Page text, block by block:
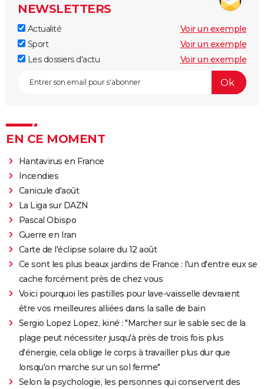
NEWSLETTERS
Actualité
Voir un exemple
Sport
Voir un exemple
Les dossiers d'actu
Voir un exemple
EN CE MOMENT
Hantavirus en France
Incendies
Canicule d'août
La Liga sur DAZN
Pascal Obispo
Guerre en Iran
Carte de l'éclipse solaire du 12 août
Ce sont les plus beaux jardins de France : l'un d'entre eux se
cache forcément près de chez vous
Voici pourquoi les pastilles pour lave-vaisselle devraient
être vos meilleures alliées dans la salle de bain
Sergio Lopez Lopez, kiné : "Marcher sur le sable sec de la
plage peut nécessiter jusqu'à près de trois fois plus
d'énergie, cela oblige le corps à travailler plus dur que
lorsqu'on marche sur un sol ferme"
Selon la psychologie, les personnes qui conservent des